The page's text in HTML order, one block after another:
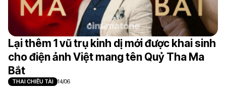
Lại thêm 1 vũ trụ kinh dị mới được khai sinh
cho điện ảnh Việt mang tên Quỷ Tha Ma
Bắt
THAI CHIÊU TÀI 14/06